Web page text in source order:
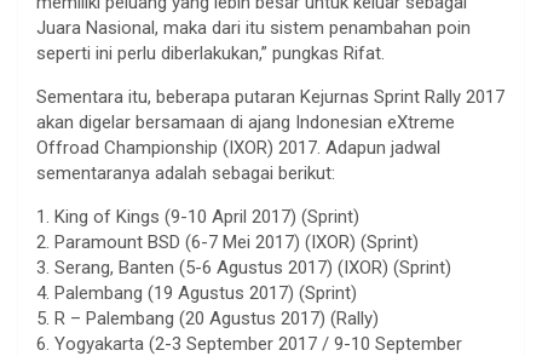
Juara Nasional, maka dari itu sistem penambahan poin
seperti ini perlu diberlakukan,” pungkas Rifat.
Sementara itu, beberapa putaran Kejurnas Sprint Rally 2017
akan digelar bersamaan di ajang Indonesian eXtreme
Offroad Championship (IXOR) 2017. Adapun jadwal
sementaranya adalah sebagai berikut:
1. King of Kings (9-10 April 2017) (Sprint)
2. Paramount BSD (6-7 Mei 2017) (IXOR) (Sprint)
3. Serang, Banten (5-6 Agustus 2017) (IXOR) (Sprint)
4. Palembang (19 Agustus 2017) (Sprint)
5. R – Palembang (20 Agustus 2017) (Rally)
6. Yogyakarta (2-3 September 2017 / 9-10 September